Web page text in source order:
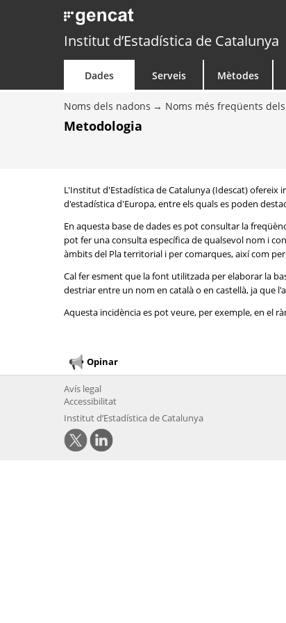
Institut d’Estadística de Catalunya
Dades Serveis Mètodes
Noms dels nadons Noms més freqüents
Metodologia
L'Institut d'Estadística de Catalunya (Idescat)
d'estadística d'Europa, entre els quals es poden
En aquesta base de dades es pot consultar la
pot fer una consulta específica de qualsevol nom i
àmbits del Pla territorial i per comarques, així com
Cal fer esment que la font utilitzada per elaborar la
destriar entre un nom en català o en castellà, ja que
Aquesta incidència es pot veure, per exemple, en el
Opinar
Avís legal
Accessibilitat
Institut d’Estadística de Catalunya